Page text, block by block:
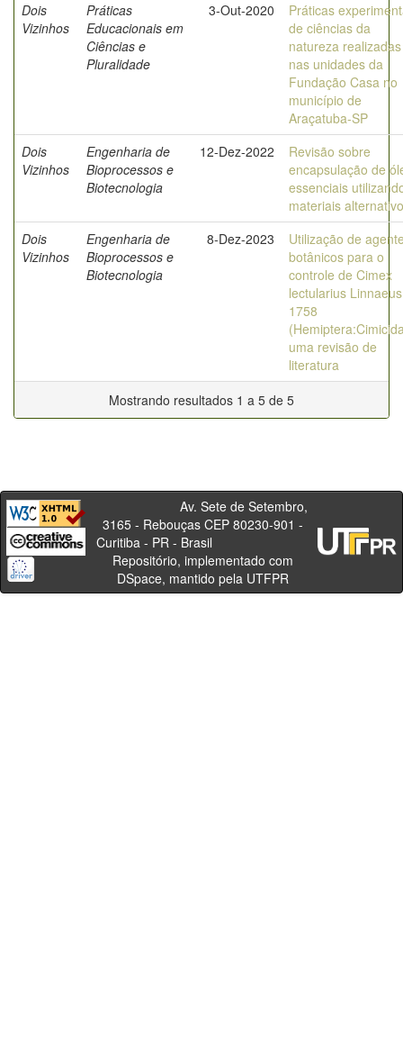
Dois
Vizinhos
Práticas
Educacionais em
Ciências e
Pluralidade
3-Out-2020
Práticas
de ciências da
natureza realizadas
nas unidades da
Fundação Casa no
município de
Araçatuba-SP
Dois
Vizinhos
Engenharia de
Bioprocessos e
Biotecnologia
12-Dez-2022
Revisão sobre
encapsulação de
essenciais
materiais
Dois
Vizinhos
Engenharia de
Bioprocessos e
Biotecnologia
8-Dez-2023
Utilização de
botânicos para o
controle de Cimex
lectularius
1758
uma revisão de
literatura
Mostrando resultados 1 a 5 de 5
Av. Sete de Setembro,
3165 - Rebouças CEP 80230-901 -
Curitiba - PR - Brasil
Repositório, implementado com
DSpace, mantido pela UTFPR